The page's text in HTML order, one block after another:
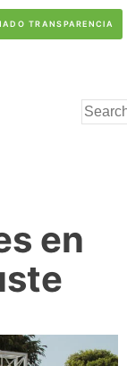
TRANSPARENCIA
en